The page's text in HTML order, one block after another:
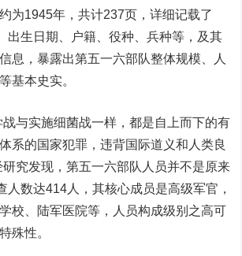
为1945年，共计237页，详细记载了
出生日期、户籍、役种、兵种等，及其
息，暴露出第五一六部队整体规模、人
基本史实。
与实施细菌战一样，都是自上而下的有
系的国家犯罪，违背国际道义和人类良
研究发现，第五一六部队人员并不是原来
人数达414人，其核心成员是高级军官，
校、陆军医院等，人员构成级别之高可
殊性。